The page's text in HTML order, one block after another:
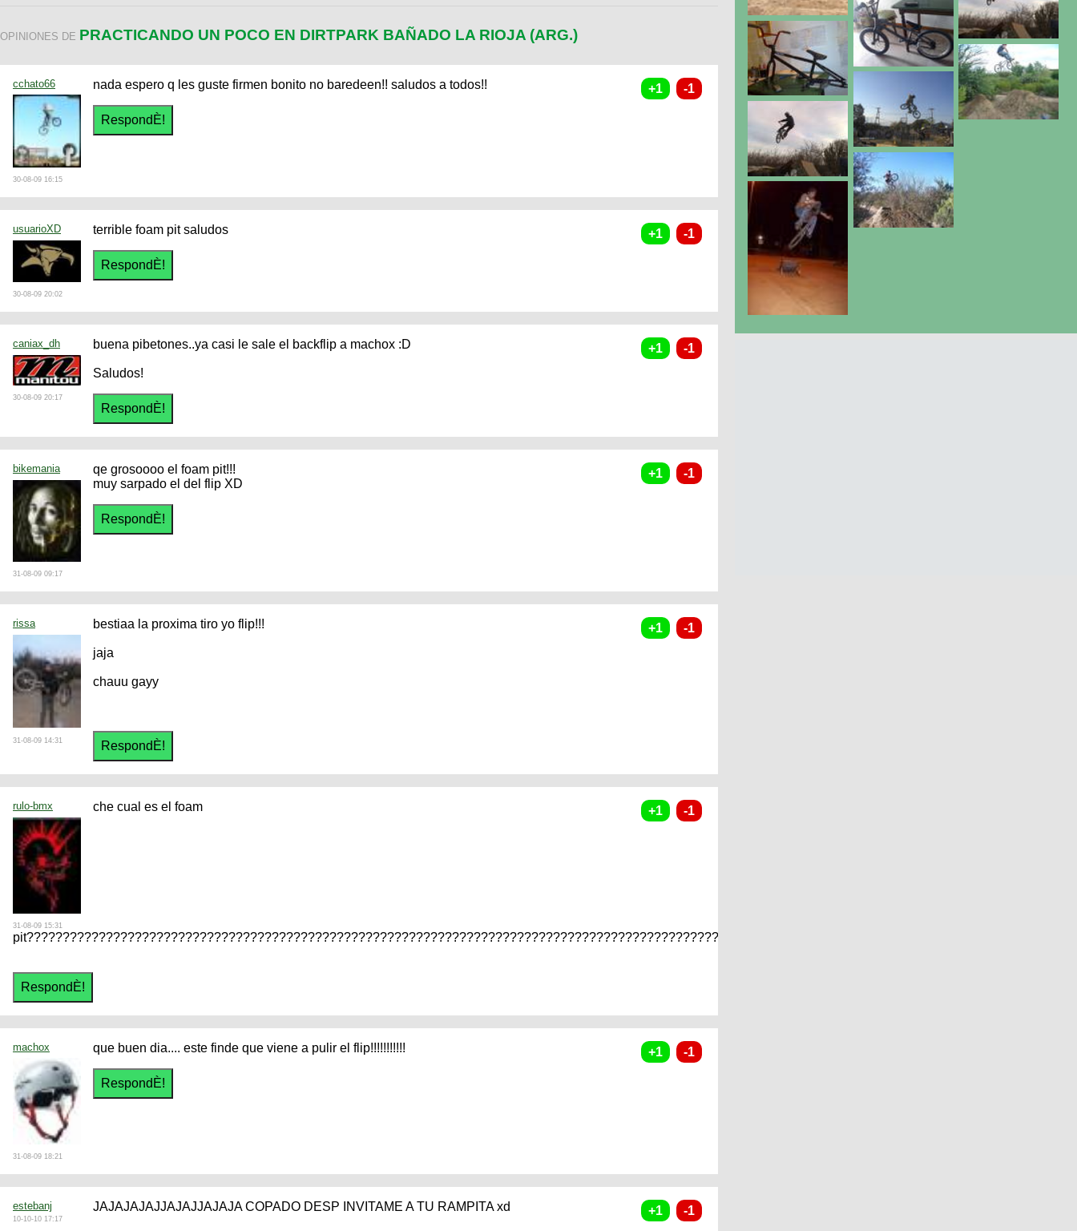
OPINIONES DE PRACTICANDO UN POCO EN DIRTPARK BAÑADO LA RIOJA (ARG.)
cchato66
30-08-09 16:15
nada espero q les guste firmen bonito no baredeen!! saludos a todos!!
usuarioXD
30-08-09 20:02
terrible foam pit saludos
caniax_dh
30-08-09 20:17
buena pibetones..ya casi le sale el backflip a machox :D
Saludos!
bikemania
31-08-09 09:17
qe grosoooo el foam pit!!!
muy sarpado el del flip XD
rissa
31-08-09 14:31
bestiaa la proxima tiro yo flip!!!
jaja
chauu gayy
rulo-bmx
31-08-09 15:31
che cual es el foam
pit????????????????????????????????????????????????????????????????????????????????????????????????????????????????????????????
machox
31-08-09 18:21
que buen dia.... este finde que viene a pulir el flip!!!!!!!!!!!
estebanj
10-10-10 17:17
JAJAJAJAJJAJAJJAJAJA COPADO DESP INVITAME A TU RAMPITA xd